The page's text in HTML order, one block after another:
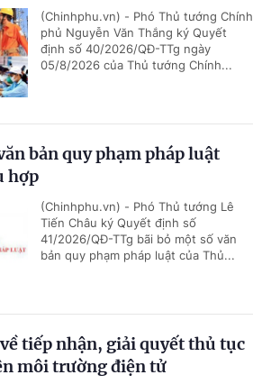
(Chinhphu.vn) - Phó Thủ tướng Chính
phủ Nguyễn Văn Thắng ký Quyết
định số 40/2026/QĐ-TTg ngày
05/8/2026 của Thủ tướng Chính...
bản quy phạm pháp luật
hợp
(Chinhphu.vn) - Phó Thủ tướng Lê
Tiến Châu ký Quyết định số
41/2026/QĐ-TTg bãi bỏ một số văn
bản quy phạm pháp luật của Thủ...
tiếp nhận, giải quyết thủ tục
môi trường điện tử